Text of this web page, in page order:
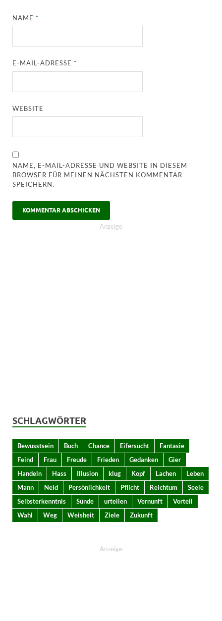
NAME*
E-MAIL-ADRESSE*
WEBSITE
NAME, E-MAIL-ADRESSE UND WEBSITE IN DIESEM
BROWSER FÜR MEINEN NÄCHSTEN KOMMENTAR
SPEICHERN.
Anzeige
SCHLAGWÖRTER
Bewusstsein Buch Chance Eifersucht
Fantasie
Feind
Frau Freude Frieden Gedanken
Gier
Handeln
Hass Illusion klug Kopf Lachen
Leben
Mann
Neid Persönlichkeit Pflicht Reichtum
Seele
Selbsterkenntnis
Sünde urteilen Vernunft
Vorteil
Wahl
Weg Weisheit Ziele Zukunft
Anzeige